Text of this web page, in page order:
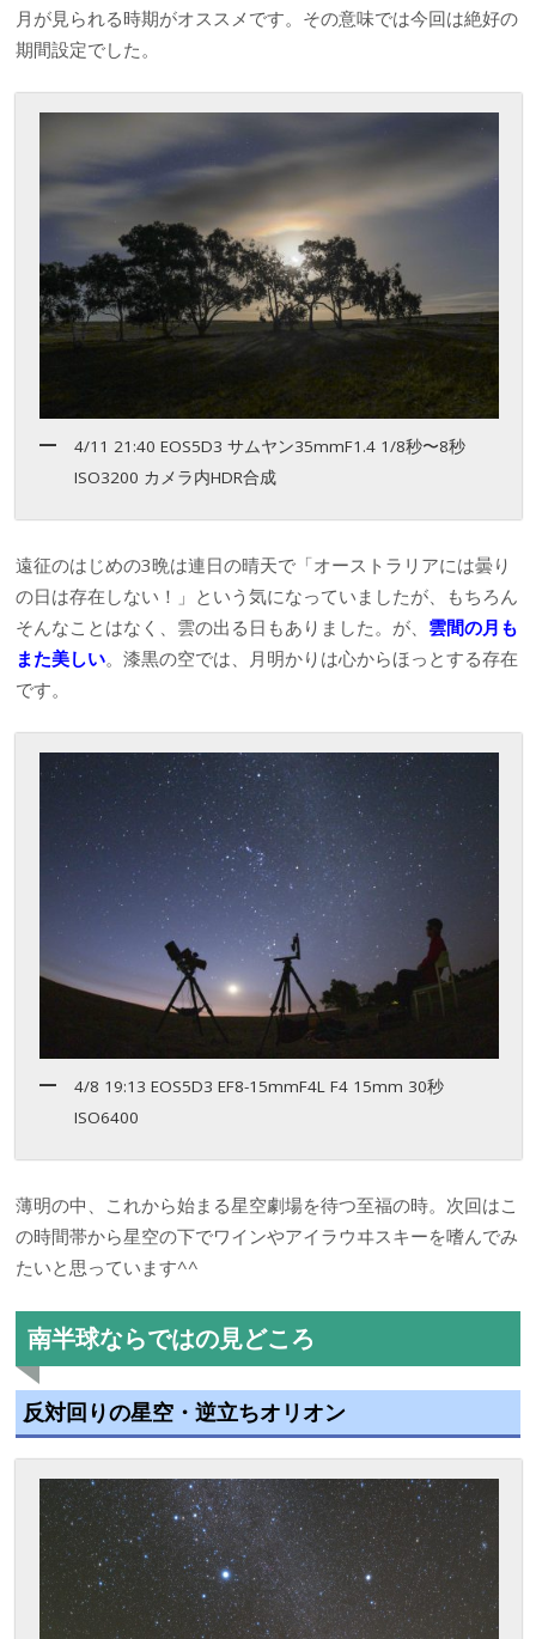
月が見られる時期がオススメです。その意味では今回は絶好の
期間設定でした。
4/11 21:40 EOS5D3 サムヤン35mmF1.4 1/8秒〜8秒
ISO3200 カメラ内HDR合成
遠征のはじめの3晩は連日の晴天で「オーストラリアには曇り
の日は存在しない！」という気になっていましたが、もちろん
そんなことはなく、雲の出る日もありました。が、 雲間の月も
また美しい。漆黒の空では、月明かりは心からほっとする存在
です。
4/8 19:13 EOS5D3 EF8-15mmF4L F4 15mm 30秒
ISO6400
薄明の中、これから始まる星空劇場を待つ至福の時。次回はこ
の時間帯から星空の下でワインやアイラウヰスキーを嗜んでみ
たいと思っています^^
南半球ならではの見どころ
反対回りの星空・逆立ちオリオン